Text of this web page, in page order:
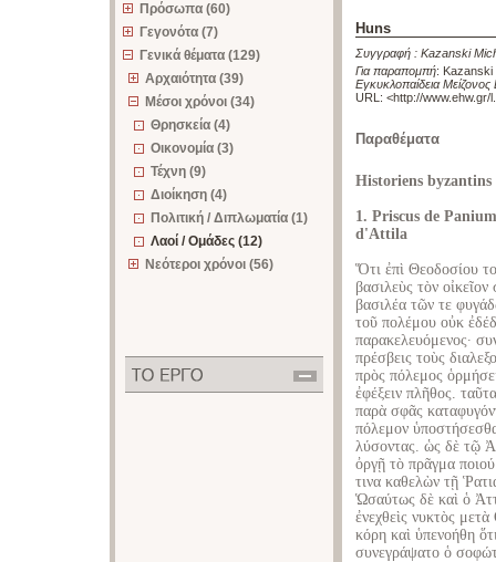
Πρόσωπα (60)
Γεγονότα (7)
Γενικά θέματα (129)
Αρχαιότητα (39)
Μέσοι χρόνοι (34)
Θρησκεία (4)
Οικονομία (3)
Τέχνη (9)
Διοίκηση (4)
Πολιτική / Διπλωματία (1)
Λαοί / Ομάδες (12)
Νεότεροι χρόνοι (56)
Huns
Συγγραφή : Kazanski
Για παραπομπή: Kazanski
Εγκυκλοπαίδεια
URL: <http://www.ehw.gr/
Παραθέματα
Historiens byzantins
1. Priscus de
d'Attila
Ὅτι ἐπὶ Θεοδοσίου
βασιλεὺς τὸν
βασιλέα τῶν τε
τοῦ πολέμου οὐκ
παρακελευόμενος·
πρέσβεις τοὺς
πρὸς πόλεμος
ἐφέξειν πλῆθος.
παρὰ σφᾶς
πόλεμον
λύσοντας. ὡς δὲ τῷ
ὀργῇ τὸ πρᾶγμα
τινα καθελὼν τῇ
Ὡσαύτως δὲ καὶ ὁ
ἐνεχθεὶς νυκτὸς
κόρη καὶ ὑπενοήθη
συνεγράψατο ὁ